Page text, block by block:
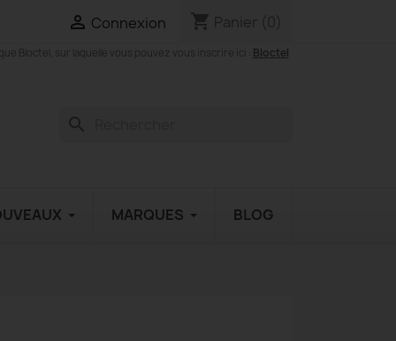
 Connexion shopping_cart Panier (0)
Bloctel, sur laquelle vous pouvez vous inscrire ici : Bloctel
search
MARQUES BLOG